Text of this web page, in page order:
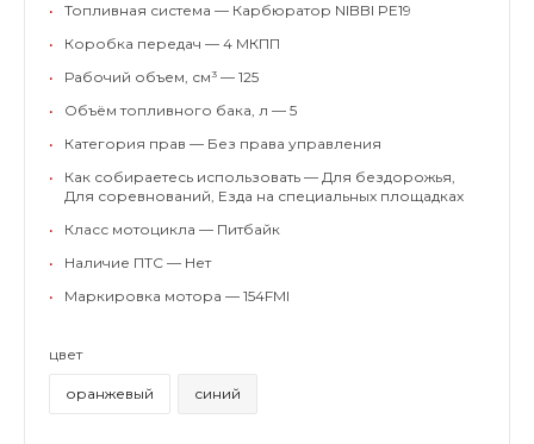
•
Топливная система — Карбюратор NIBBI PE19
•
Коробка передач — 4 МКПП
•
Рабочий объем, см³ — 125
•
Объём топливного бака, л — 5
•
Категория прав — Без права управления
•
Как собираетесь использовать — Для бездорожья,
Для соревнований, Езда на специальных площадках
•
Класс мотоцикла — Питбайк
•
Наличие ПТС — Нет
•
Маркировка мотора — 154FMI
цвет
оранжевый синий